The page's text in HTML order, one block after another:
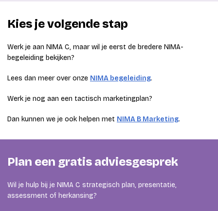
Kies je volgende stap
Werk je aan NIMA C, maar wil je eerst de bredere NIMA-
begeleiding bekijken?
Lees dan meer over onze NIMA begeleiding.
Werk je nog aan een tactisch marketingplan?
Dan kunnen we je ook helpen met NIMA B Marketing.
Plan een gratis adviesgesprek
Wil je hulp bij je NIMA C strategisch plan, presentatie,
assessment of herkansing?